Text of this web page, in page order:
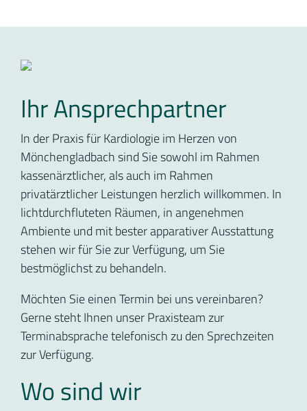
Ihr Ansprechpartner
In der Praxis für Kardiologie im Herzen von
Mönchengladbach sind Sie sowohl im Rahmen
kassenärztlicher, als auch im Rahmen
privatärztlicher Leistungen herzlich willkommen. In
lichtdurchfluteten Räumen, in angenehmen
Ambiente und mit bester apparativer Ausstattung
stehen wir für Sie zur Verfügung, um Sie
bestmöglichst zu behandeln.
Möchten Sie einen Termin bei uns vereinbaren?
Gerne steht Ihnen unser Praxisteam zur
Terminabsprache telefonisch zu den Sprechzeiten
zur Verfügung.
Wo sind wir